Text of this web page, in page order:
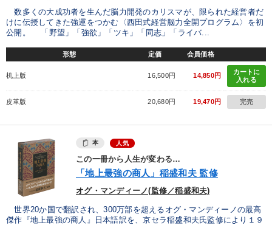
数多くの大成功者を生んだ脳力開発のカリスマが、限られた経営者だ
けに伝授してきた強運をつかむ〈西田式経営脳力全開プログラム〉を初
公開。 「野望」「強欲」「ツキ」「同志」「ライバ...
形態 定価 会員価格
机上版 16,500円 14,850円
カートに
入れる
皮革版 20,680円 19,470円 完売
本 人気
この一冊から人生が変わる…
「地上最強の商人」稲盛和夫 監修
オグ・マンディーノ(監修／稲盛和夫)
世界20か国で翻訳され、300万部を超えるオグ・マンディーノの最高
傑作『地上最強の商人』日本語訳を、京セラ稲盛和夫氏監修により１９